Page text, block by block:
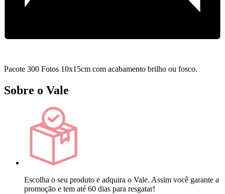
Pacote 300 Fotos 10x15cm com acabamento brilho ou fosco.
Sobre o Vale
Escolha o seu produto e adquira o Vale. Assim você garante a
promoção e tem até 60 dias para resgatar!